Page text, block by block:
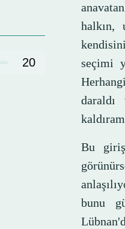
20
halkın,
seçimi
Bu
bunu